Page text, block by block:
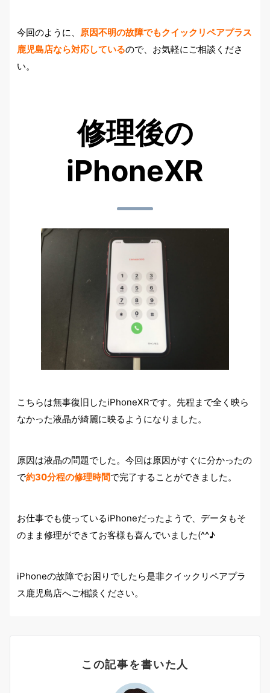
今回のように、 原因不明の故障でもクイックリペアプラス
鹿児島店なら対応しているので、お気軽にご相談くださ
い。
修理後の
iPhoneXR
こちらは無事復旧したiPhoneXRです。先程まで全く映ら
なかった液晶が綺麗に映るようになりました。
原因は液晶の問題でした。 今回は原因がすぐに分かったの
で約30分程の修理時間で完了することができました。
お仕事でも使っているiPhoneだったようで、データもそ
のまま修理ができてお客様も喜んでいました(^^♪
iPhoneの故障でお困りでしたら是非クイックリペアプラ
ス鹿児島店へご相談ください。
この記事を書いた人